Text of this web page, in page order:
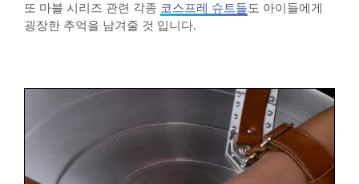
또 마블 시리즈 관련 각종 코스프레 슈트들도 아이들에게
굉장한 추억을 남겨줄 것 입니다.